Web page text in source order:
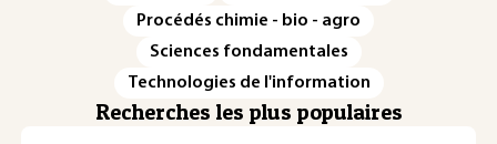
Procédés chimie - bio - agro
Sciences fondamentales
Technologies de l'information
Recherches les plus populaires